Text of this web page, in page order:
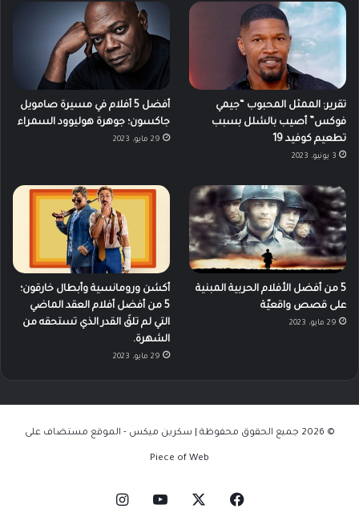
تقرير: الممثل المحبوب “جيمي
فوكس” أصيب بالشلل بسبب
تطعيم كوفيد 19
3 يونيو، 2023
أفضل 5 أفلام في مسيرة صامويل
جاكسون؛ جوهرة هوليوود السمراء
29 مايو، 2023
5 من أفضل الأفلام الحربية المبنية
على قصص واقعيّة
29 مايو، 2023
أكشن ورومانسية وأبطال خارقون؛
5 من أفضل أفلام العقد الماضي
التي لم تلقَ القدر الذي تستحقه من
الشهرة.
29 مايو، 2023
© 2026 جميع الحقوق محفوظة | سكرين ميكس - الموقع مستضاف على
Piece of Web
فيسبوك ‫YouTube